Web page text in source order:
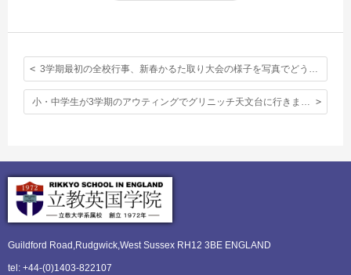
3学期最初の全校行事、新春かるた取り大会の様子を写真でどうぞ。
小・中学生が3学期のアウティングでグリニッチ天文台に行きました。
Guildford Road,Rudgwick,West Sussex RH12 3BE ENGLAND
tel: +44-(0)1403-822107